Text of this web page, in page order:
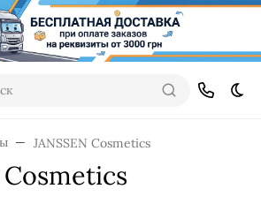
JANSSEN Cosmetics
Cosmetics